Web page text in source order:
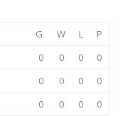
G W L
P
0 0 0
0
0 0 0
0
0 0 0
0